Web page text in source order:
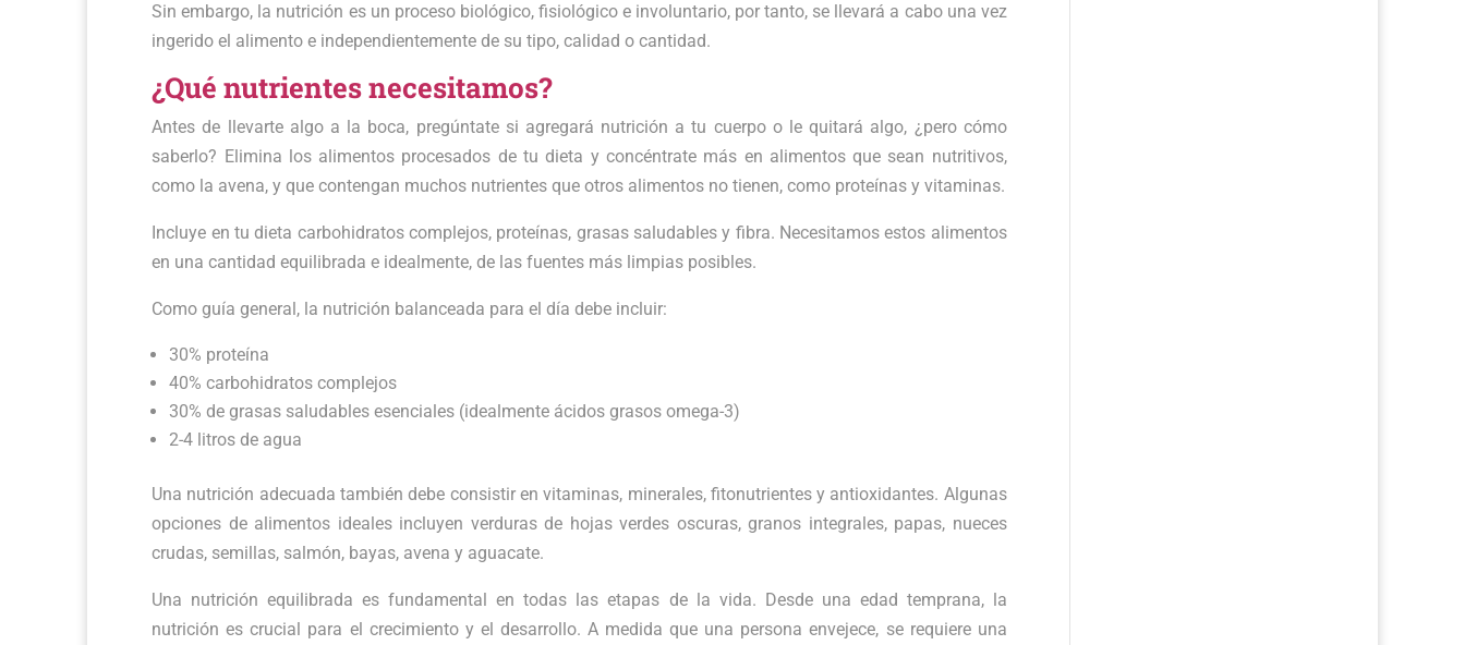
Sin embargo, la nutrición es un proceso biológico, fisiológico e involuntario, por tanto, se llevará a cabo una vez
ingerido el alimento e independientemente de su tipo, calidad o cantidad.
¿Qué nutrientes necesitamos?
Antes de llevarte algo a la boca, pregúntate si agregará nutrición a tu cuerpo o le quitará algo, ¿pero cómo
saberlo? Elimina los alimentos procesados de tu dieta y concéntrate más en alimentos que sean nutritivos,
como la avena, y que contengan muchos nutrientes que otros alimentos no tienen, como proteínas y vitaminas.
Incluye en tu dieta carbohidratos complejos, proteínas, grasas saludables y fibra. Necesitamos estos alimentos
en una cantidad equilibrada e idealmente, de las fuentes más limpias posibles.
Como guía general, la nutrición balanceada para el día debe incluir:
30% proteína
40% carbohidratos complejos
30% de grasas saludables esenciales (idealmente ácidos grasos omega-3)
2-4 litros de agua
Una nutrición adecuada también debe consistir en vitaminas, minerales, fitonutrientes y antioxidantes. Algunas
opciones de alimentos ideales incluyen verduras de hojas verdes oscuras, granos integrales, papas, nueces
crudas, semillas, salmón, bayas, avena y aguacate.
Una nutrición equilibrada es fundamental en todas las etapas de la vida. Desde una edad temprana, la
nutrición es crucial para el crecimiento y el desarrollo. A medida que una persona envejece, se requiere una